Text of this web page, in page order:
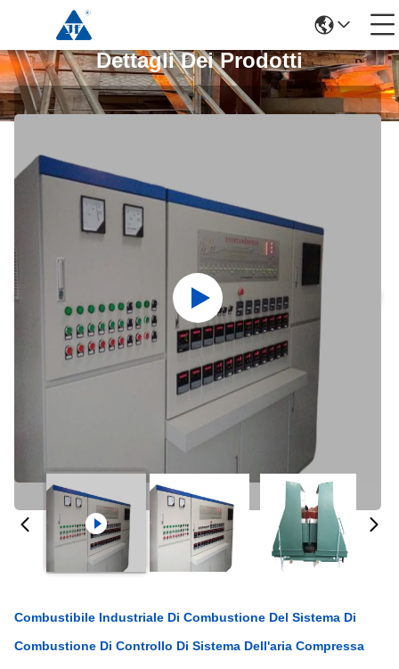
Dettagli Dei Prodotti
Combustibile Industriale Di Combustione Del Sistema Di
Combustione Di Controllo Di Sistema Dell'aria Compressa